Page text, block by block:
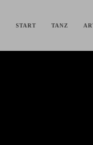
START TANZ